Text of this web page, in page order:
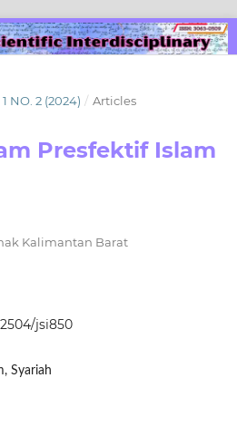
NO. 2 (2024) / Articles
Presfektif Islam
Kalimantan Barat
jsi850
Syariah